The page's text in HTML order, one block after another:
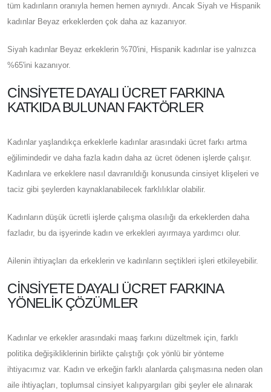
tüm kadınların oranıyla hemen hemen aynıydı. Ancak Siyah ve Hispanik
kadınlar Beyaz erkeklerden çok daha az kazanıyor.
Siyah kadınlar Beyaz erkeklerin %70'ini, Hispanik kadınlar ise yalnızca
%65'ini kazanıyor.
CINSIYETE DAYALI ÜCRET FARKINA
KATKIDA BULUNAN FAKTÖRLER
Kadınlar yaşlandıkça erkeklerle kadınlar arasındaki ücret farkı artma
eğilimindedir ve daha fazla kadın daha az ücret ödenen işlerde çalışır.
Kadınlara ve erkeklere nasıl davranıldığı konusunda cinsiyet klişeleri ve
taciz gibi şeylerden kaynaklanabilecek farklılıklar olabilir.
Kadınların düşük ücretli işlerde çalışma olasılığı da erkeklerden daha
fazladır, bu da işyerinde kadın ve erkekleri ayırmaya yardımcı olur.
Ailenin ihtiyaçları da erkeklerin ve kadınların seçtikleri işleri etkileyebilir.
CINSIYETE DAYALI ÜCRET FARKINA
YÖNELIK ÇÖZÜMLER
Kadınlar ve erkekler arasındaki maaş farkını düzeltmek için, farklı
politika değişikliklerinin birlikte çalıştığı çok yönlü bir yönteme
ihtiyacımız var. Kadın ve erkeğin farklı alanlarda çalışmasına neden olan
aile ihtiyaçları, toplumsal cinsiyet kalıpyargıları gibi şeyler ele alınarak